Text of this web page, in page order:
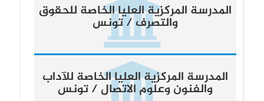
المدرسة المركزية العليا الخاصة للحقوق
والتصرف / تونس
المدرسة المركزية العليا الخاصة للآداب
والفنون وعلوم الاتصال / تونس